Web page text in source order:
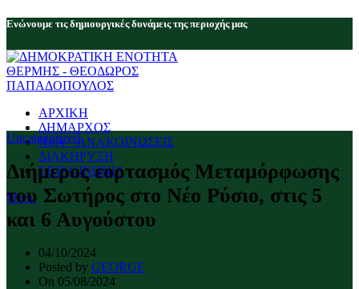
Eνώνουμε τις δημιουργικές δυνάμεις της περιοχής μας
ΑΡΧΙΚΗ
ΔΗΜΑΡΧΟΣ
ΝΕΑ – ΑΝΑΚΟΙΝΩΣΕΙΣ
ΔΙΑΚΗΡΥΞΗ
ΕΠΙΚΟΙΝΩΝΙΑ
Menu
Uncategorized
Διήμερος εορτασμός Μεταμόρφωσης
του Σωτήρος στο Νέο Ρύσιο, στις 5
και 6 Αυγούστου
04/10/2024
Posted by GEORGE
On 05/08/2024